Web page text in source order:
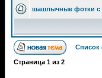
шашлычные фотки с
Список
Страница 1 из 2